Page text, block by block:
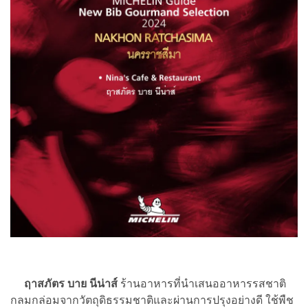
ฤาสภัตร บาย นีน่าส์ ร้านอาหารที่นำเสนออาหารรสชาติ
กลมกล่อมจากวัตถุดิธรรมชาติและผ่านการปรุงอย่างดี ใช้พืช